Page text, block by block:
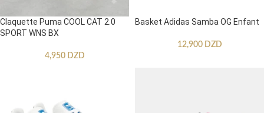
Claquette Puma COOL CAT 2.0
SPORT WNS BX
4,950 DZD
Basket Adidas Samba OG Enfant
12,900 DZD